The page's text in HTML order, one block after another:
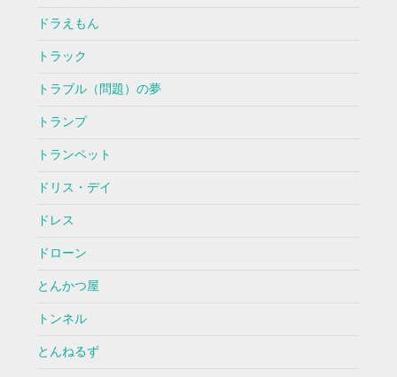
ドラえもん
トラック
トラブル（問題）の夢
トランプ
トランペット
ドリス・デイ
ドレス
ドローン
とんかつ屋
トンネル
とんねるず